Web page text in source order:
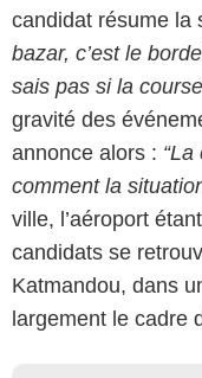
candidat résume la
bazar, c’est le
sais pas si la
gravité des
annonce alors :
comment la
ville, l’aéroport
candidats se
Katmandou, dans
largement le cadre